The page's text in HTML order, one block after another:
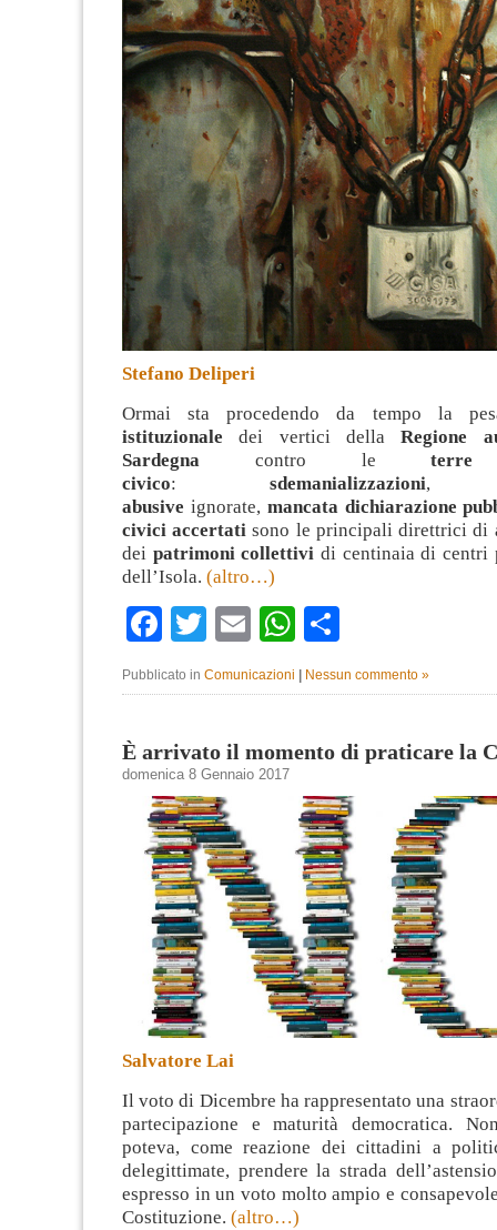
Stefano Deliperi
Ormai sta procedendo da tempo la
istituzionale dei vertici dellaRegione
Sardegna contro le
civico: sdemanializzazioni
abusive ignorate, mancata dichiarazione
civici accertati sono le principali direttrici di
dei patrimoni collettivi di centinaia di centri
dell’Isola. (altro…)
Facebook
TwitterEmailWhatsApp
Pubblicato in Comunicazioni Nessun commento »
È arrivato il momento di praticare la
domenica 8 Gennaio 2017
Salvatore Lai
Il voto di Dicembre ha rappresentato una
partecipazione e maturità democratica.
poteva, come reazione dei cittadini a
delegittimate, prendere la strada
espresso in un voto molto ampio e
Costituzione. (altro…)